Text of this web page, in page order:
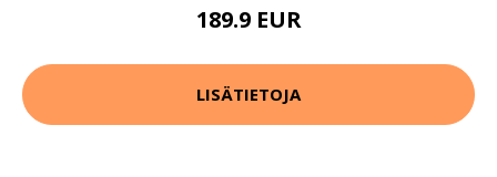
189.9 EUR
LISÄTIETOJA